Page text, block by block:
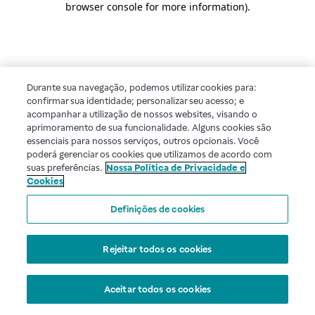
browser console for more information).
Durante sua navegação, podemos utilizar cookies para:
confirmar sua identidade; personalizar seu acesso; e
acompanhar a utilização de nossos websites, visando o
aprimoramento de sua funcionalidade. Alguns cookies são
essenciais para nossos serviços, outros opcionais. Você
poderá gerenciar os cookies que utilizamos de acordo com
suas preferências. Nossa Política de Privacidade e
Cookies
Definições de cookies
Rejeitar todos os cookies
Aceitar todos os cookies